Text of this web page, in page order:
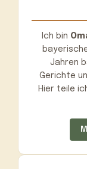
Ich bin
Jahren
Gerichte
Hier teile